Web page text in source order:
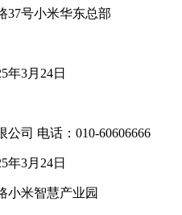
37号小米华东总部
年3月24日
司 电话：010-60606666
年3月24日
小米智慧产业园